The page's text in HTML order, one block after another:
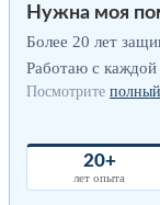
Нужна моя
Более 20 лет
Работаю с каждой
Посмотрите полный
20+
лет опыта